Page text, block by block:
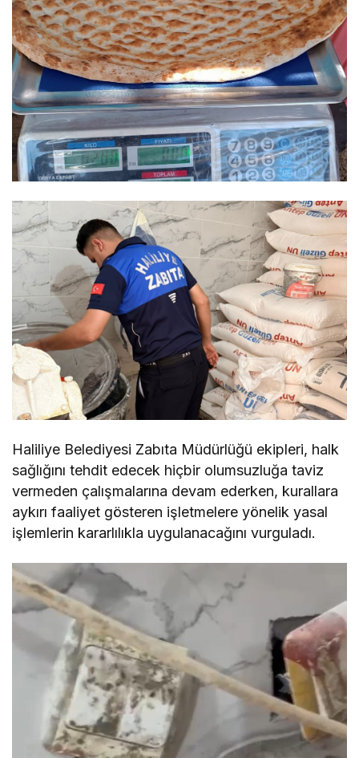
Haliliye Belediyesi Zabıta Müdürlüğü ekipleri, halk
sağlığını tehdit edecek hiçbir olumsuzluğa taviz
vermeden çalışmalarına devam ederken, kurallara
aykırı faaliyet gösteren işletmelere yönelik yasal
işlemlerin kararlılıkla uygulanacağını vurguladı.